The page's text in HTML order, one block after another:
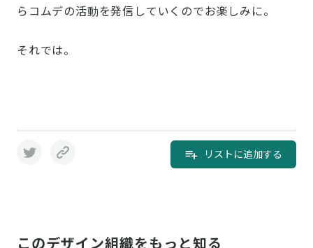
らコムデの活動を発信していくのでお楽しみに。
それでは。
リストに追加する
このデザイン組織をもっと知る